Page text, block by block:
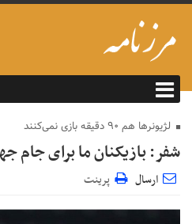
لژیونرها هم ۹۰ دقیقه بازی نمی‌کنند
شفر: بازیکنان ما برای جام
ارسال پرینت